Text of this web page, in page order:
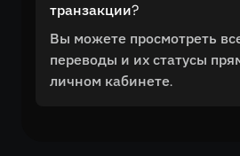
транзакции?
Вы можете просмотреть
переводы и их статусы
личном кабинете.